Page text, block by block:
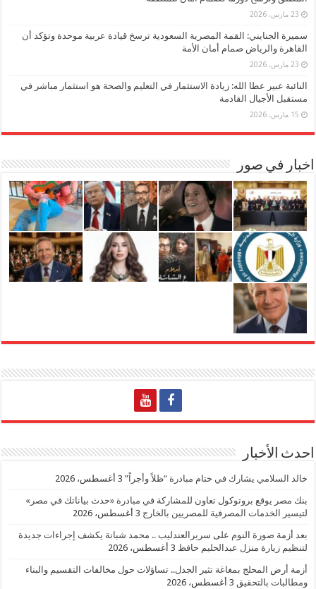
23 مارس، 2026
سميرة الجنايني: القمة المصرية السعودية ترسخ قيادة عربية موحدة وتؤكد أن
القاهرة والرياض صمام أمان الأمة
23 مارس، 2026
النائبة عبير عطا الله: زيادة الاستثمار في التعليم والصحة هو استثمار مباشر في
مستقبل الأجيال القادمة
15 مارس، 2026
اخبار في صور
احدث الأخبار
خالد السلامي يشارك في ختام مبادرة “ظلاً وأجراً” 3 أغسطس، 2026
بنك مصر يوقع بروتوكول تعاون للمشاركة في مبادرة «حدث بياناتك في مصر»
لتيسير الخدمات المصرفية للمصريين بالخارج 3 أغسطس، 2026
بعد أزمة صورة النوم على سريرالعندليب .. محمد شبانة يكشف إجراءات جديدة
لتنظيم زيارة منزل عبدالحليم حافظ 3 أغسطس، 2026
أزمة أرض المحلج بمغاغة تثير الجدل.. تساؤلات حول مخالفات التقسيم والبناء
ومطالبات بالتحقيق 3 أغسطس، 2026